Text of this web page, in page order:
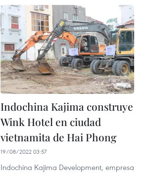
Indochina Kajima construye
Wink Hotel en ciudad
vietnamita de Hai Phong
19/08/2022 03:57
Indochina Kajima Development, empresa